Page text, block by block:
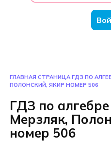
ГЛАВНАЯ СТРАНИЦА ГДЗ ПО
ПОЛОНСКИЙ, ЯКИР НОМЕР 506
ГДЗ по алгебре
Мерзляк,
номер 506